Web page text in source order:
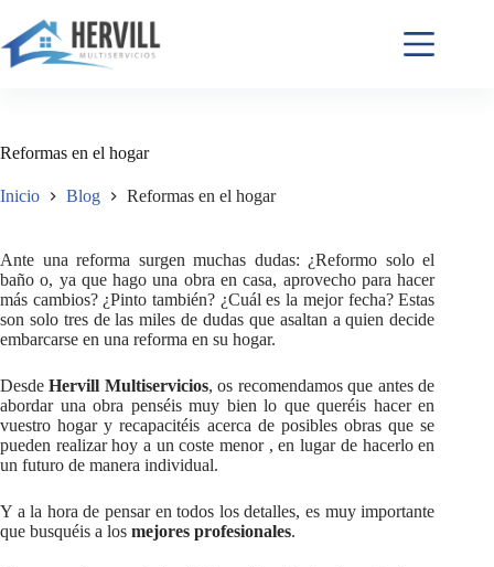
Reformas en el hogar
Inicio Blog Reformas en el hogar
Ante una reforma surgen muchas dudas: ¿Reformo solo el
baño o, ya que hago una obra en casa, aprovecho para hacer
más cambios? ¿Pinto también? ¿Cuál es la mejor fecha? Estas
son solo tres de las miles de dudas que asaltan a quien decide
embarcarse en una reforma en su hogar.
DesdeHervill Multiservicios, os recomendamos que antes de
abordar una obra penséis muy bien lo que queréis hacer en
vuestro hogar y recapacitéis acerca de posibles obras que se
pueden realizar hoy a un coste menor , en lugar de hacerlo en
un futuro de manera individual.
Y a la hora de pensar en todos los detalles, es muy importante
que busquéis a los mejores profesionales.